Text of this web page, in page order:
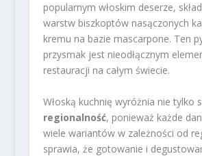
popularnym włoskim deserze,
warstw biszkoptów nasączonych
kremu na bazie mascarpone. Ten
przysmak jest nieodłącznym
restauracji na całym świecie.
Włoską kuchnię wyróżnia nie tylko
regionalność, ponieważ każde
wiele wariantów w zależności od
sprawia, że gotowanie i